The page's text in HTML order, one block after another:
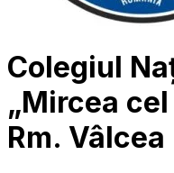
Colegiul
„Mircea
Rm. Vâlcea